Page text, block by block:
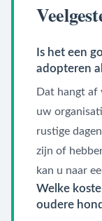
Is het een
adopteren
Dat hangt af
uw
rustige
zijn of
kan u naar
Welke
oudere